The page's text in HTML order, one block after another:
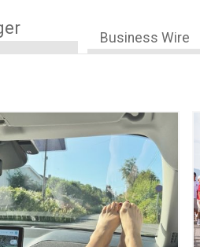
Business Wire